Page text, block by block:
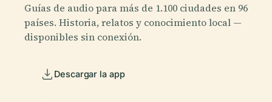
Guías de audio para más de 1.100 ciudades en 96
países. Historia, relatos y conocimiento local —
disponibles sin conexión.
Descargar la app